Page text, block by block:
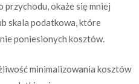
przychodu, okaże się mniej
skala podatkowa, które
poniesionych kosztów.
minimalizowania kosztów